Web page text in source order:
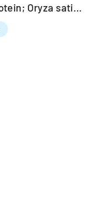
90% Protein; Oryza sativa; Seed